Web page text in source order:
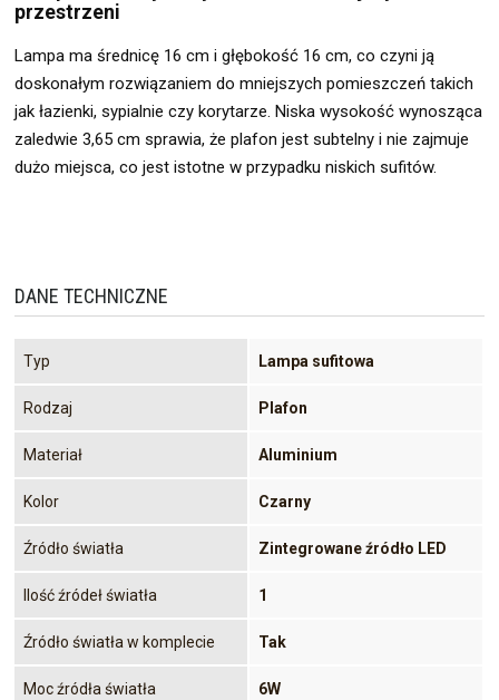
przestrzeni
Lampa ma średnicę 16 cm i głębokość 16 cm, co czyni ją
doskonałym rozwiązaniem do mniejszych pomieszczeń takich
jak łazienki, sypialnie czy korytarze. Niska wysokość wynosząca
zaledwie 3,65 cm sprawia, że plafon jest subtelny i nie zajmuje
dużo miejsca, co jest istotne w przypadku niskich sufitów.
DANE TECHNICZNE
Typ Lampa sufitowa
Rodzaj Plafon
Materiał Aluminium
Kolor Czarny
Źródło światła Zintegrowane źródło LED
Ilość źródeł światła 1
Źródło światła w komplecie Tak
Moc źródła światła 6W